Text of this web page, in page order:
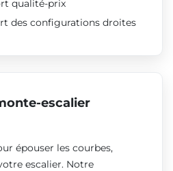
qualité-prix
des configurations droites
escalier
épouser les courbes,
escalier. Notre